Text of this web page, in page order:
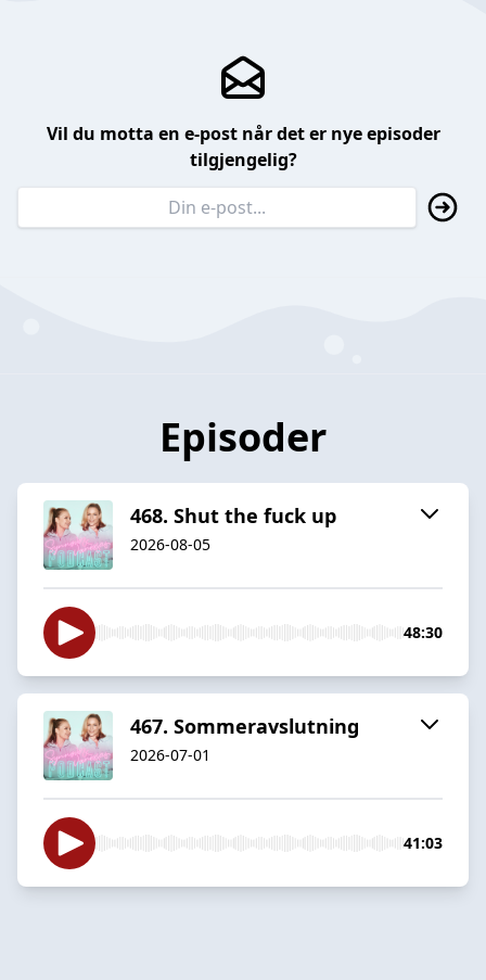
Vil du motta en e-post når det er nye episoder
tilgjengelig?
Episoder
468. Shut the fuck up
2026-08-05
48:30
467. Sommeravslutning
2026-07-01
41:03